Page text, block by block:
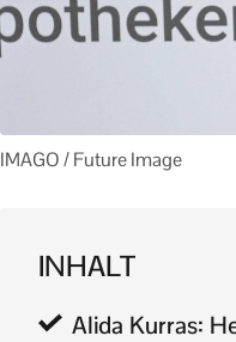
IMAGO / Future Image
INHALT
Alida Kurras: